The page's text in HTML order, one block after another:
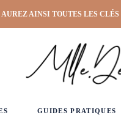
AINSI TOUTES LES
GUIDES PRATIQUES